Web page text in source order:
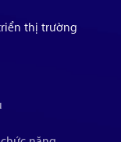
thị trường